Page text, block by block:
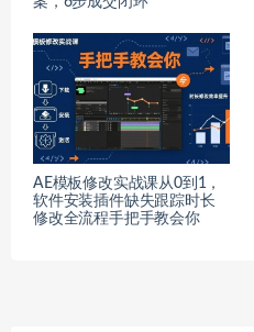
AE模板修改实战课从0到1，
软件安装插件缺失跟踪时长
修改全流程手把手教会你